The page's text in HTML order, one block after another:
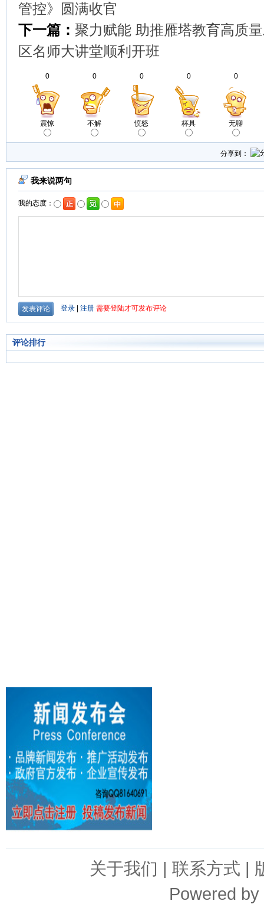
管控》圆满收官
下一篇： 聚力赋能 助推雁塔教育高质
区名师大讲堂顺利开班
0
震惊
0
不解
0
愤怒
0
杯具
0
无聊
分享到：
评论排行
关于我们 | 联系方式 |
Powered by